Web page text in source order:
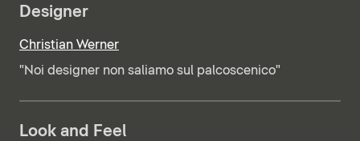
Designer
Christian Werner
"Noi designer non saliamo sul palcoscenico"
Look and Feel